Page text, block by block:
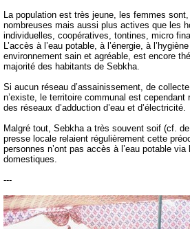
La population est très jeune, les femmes
nombreuses mais aussi plus actives que les
individuelles, coopératives, tontines, micro
L’accès à l’eau potable, à l’énergie, à
environnement sain et agréable, est encore
majorité des habitants de Sebkha.
Si aucun réseau d’assainissement, de
n’existe, le territoire communal est cependant
des réseaux d’adduction d’eau et d’électricité.
Malgré tout, Sebkha a très souvent soif (cf.
presse locale relaient régulièrement cette
personnes n’ont pas accès à l’eau potable
domestiques.
---